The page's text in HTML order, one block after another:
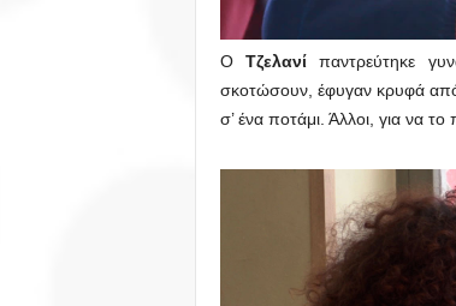
Ο Τζελανίπαντρεύτηκε
σκοτώσουν, έφυγαν κρυφά
σ’ ένα ποτάμι. Άλλοι, για να